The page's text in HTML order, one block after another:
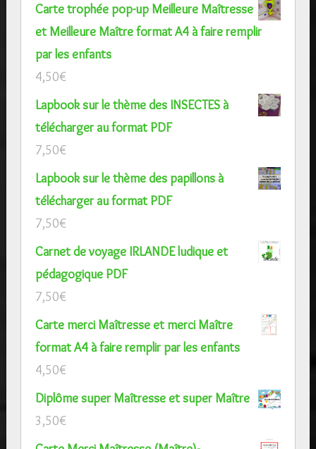
Carte trophée pop-up Meilleure Maîtresse
et Meilleure Maître format A4 à faire remplir
par les enfants
4,50€
Lapbook sur le thème des INSECTES à
télécharger au format PDF
7,50€
Lapbook sur le thème des papillons à
télécharger au format PDF
7,50€
Carnet de voyage IRLANDE ludique et
pédagogique PDF
7,50€
Carte merci Maîtresse et merci Maître
format A4 à faire remplir par les enfants
4,50€
Diplôme super Maîtresse et super Maître
3,50€